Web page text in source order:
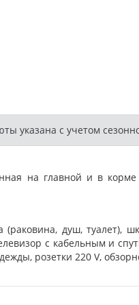
указана с учетом
на главной и в корме
душ, туалет),
с кабельным и
розетки 220 V,